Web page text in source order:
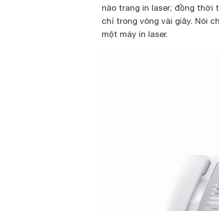
nào trang in laser; đồng thời
chỉ trong vòng vài giây. Nói
một máy in laser.